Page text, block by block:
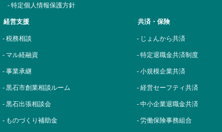
- 特定個人情報保護方針
経営支援
- 税務相談
- マル経融資
- 事業承継
- 黒石市創業相談ルーム
- 黒石出張相談会
- ものづくり補助金
共済・保険
- じょんから共済
- 特定退職金共済制度
- 小規模企業共済
- 経営セーフティ共済
- 中小企業退職金共済
- 労働保険事務組合